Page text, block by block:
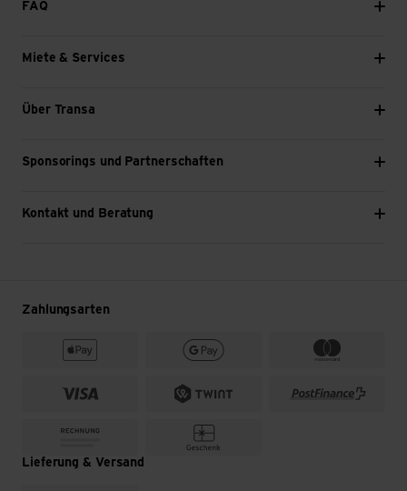
FAQ
Miete & Services
Über Transa
Sponsorings und Partnerschaften
Kontakt und Beratung
Zahlungsarten
Lieferung & Versand